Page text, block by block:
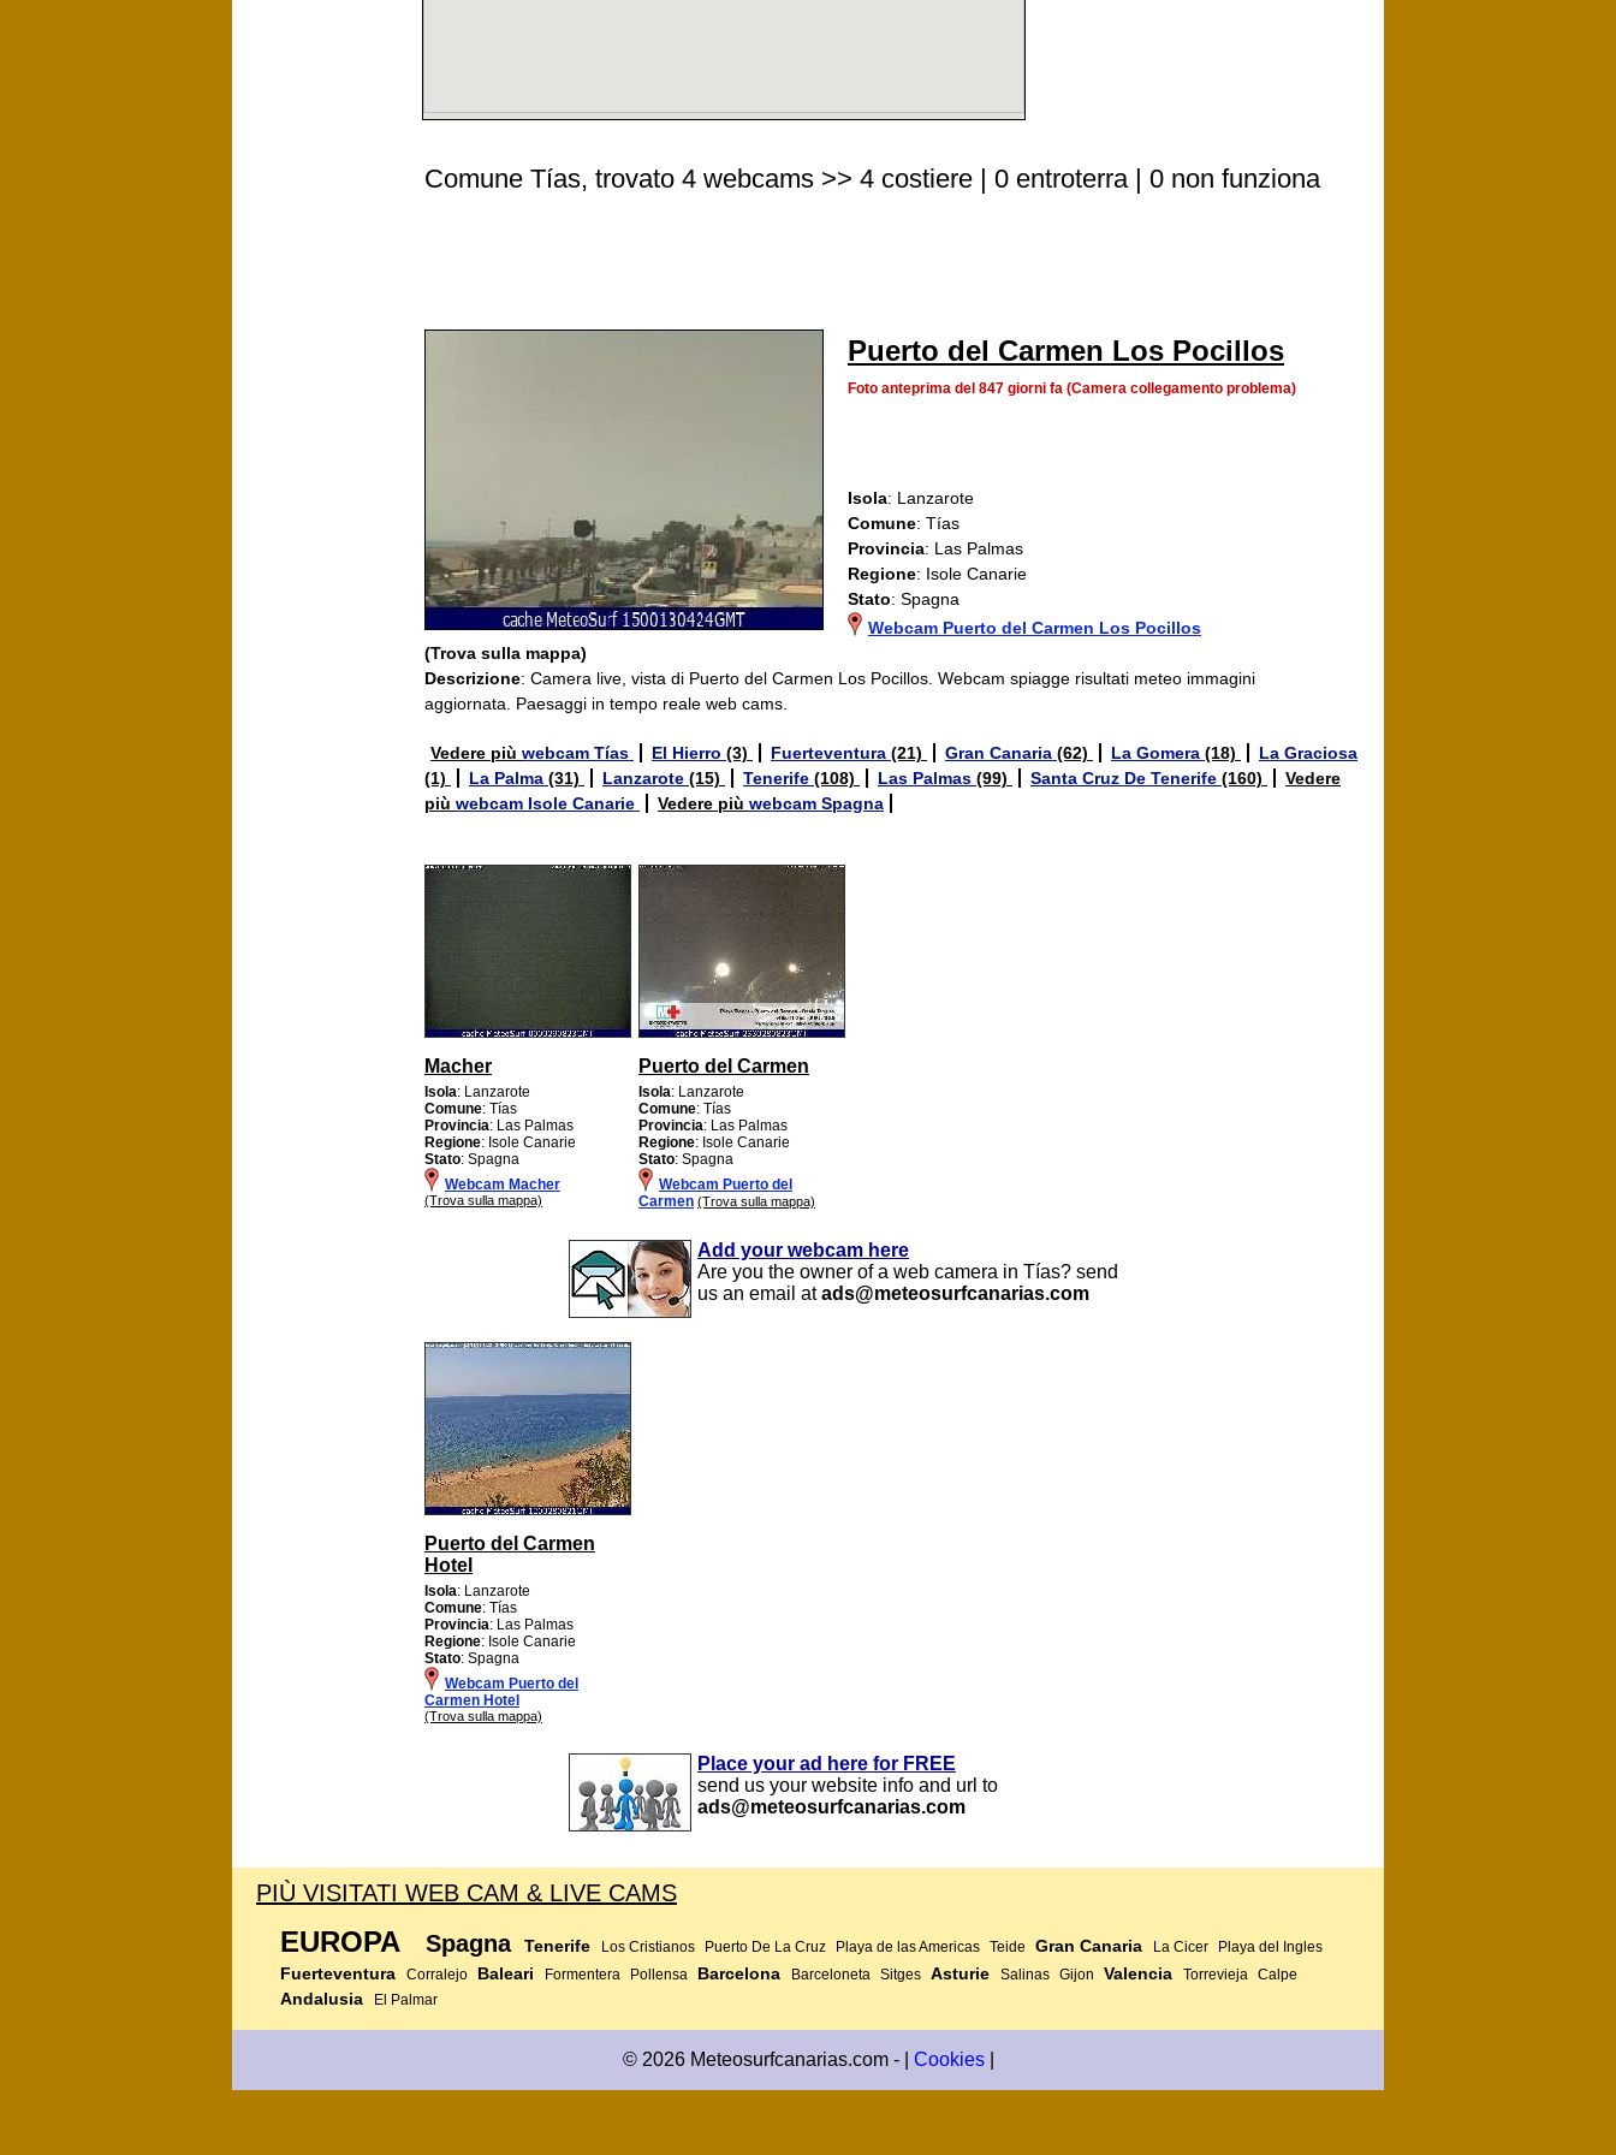
Comune Tías, trovato 4 webcams >> 4 costiere | 0 entroterra | 0 non funziona
Puerto del Carmen Los Pocillos
Foto anteprima del 847 giorni fa (Camera collegamento problema)
Isola: Lanzarote
Comune: Tías
Provincia: Las Palmas
Regione: Isole Canarie
Stato: Spagna
Webcam Puerto del Carmen Los Pocillos
(Trova sulla mappa)
Descrizione: Camera live, vista di Puerto del Carmen Los Pocillos. Webcam spiagge risultati meteo immagini
aggiornata. Paesaggi in tempo reale web cams.
Vedere più webcam Tías El Hierro (3) Fuerteventura (21) Gran Canaria (62) La Gomera (18)
La Graciosa
(1)
La Palma (31) Lanzarote (15) Tenerife (108) Las Palmas (99) Santa Cruz De Tenerife (160)
Vedere
più webcam Isole Canarie Vedere più webcam Spagna
Macher
Isola: Lanzarote
Comune: Tías
Provincia: Las Palmas
Regione: Isole Canarie
Stato: Spagna
Webcam Macher
(Trova sulla mappa)
Puerto del Carmen
Isola: Lanzarote
Comune: Tías
Provincia: Las Palmas
Regione: Isole Canarie
Stato: Spagna
Webcam Puerto del
Carmen (Trova sulla mappa)
Add your webcam here
Are you the owner of a web camera in Tías? send
us an email atads@meteosurfcanarias.com
Puerto del Carmen
Hotel
Isola: Lanzarote
Comune: Tías
Provincia: Las Palmas
Regione: Isole Canarie
Stato: Spagna
Webcam Puerto del
Carmen Hotel
(Trova sulla mappa)
Place your ad here for FREE
send us your website info and url to
ads@meteosurfcanarias.com
PIÙ VISITATI WEB CAM & LIVE CAMS
EUROPA Spagna Tenerife Los Cristianos Puerto De La Cruz Playa de las Americas Teide Gran Canaria La Cicer Playa del Ingles
Fuerteventura Corralejo Baleari Formentera Pollensa Barcelona Barceloneta Sitges Asturie Salinas Gijon Valencia Torrevieja Calpe
Andalusia El Palmar
© 2026 Meteosurfcanarias.com - | Cookies|